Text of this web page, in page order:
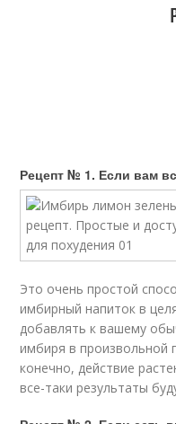
Рецепт № 1. Если вам
Это очень простой
имбирный напиток в
добавлять к вашему
имбиря в произвольной
конечно, действие
все-таки результаты